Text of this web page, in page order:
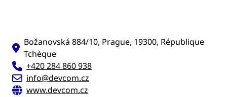
Božanovská 884/10, Prague, 19300, République
Tchèque
+420 284 860 938
info@devcom.cz
www.devcom.cz